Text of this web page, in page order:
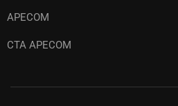
APECOM
CTA APECOM